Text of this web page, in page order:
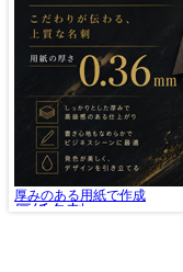
厚みのある用紙で作成
厚紙名刺